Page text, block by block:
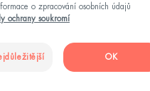
o zpracování osobních údajů
ochrany soukromí
OK